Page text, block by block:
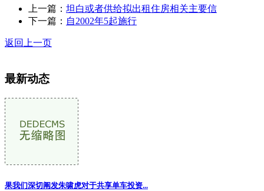
上一篇： 坦白或者供给拟出租住房相关主要信
下一篇： 自2002年5起施行
返回上一页
最新动态
果我们深切阐发朱啸虎对于共享单车投资...